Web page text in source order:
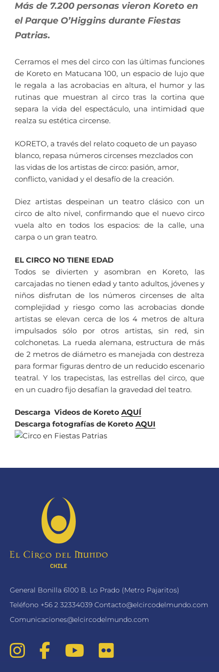
Más de 7.200 personas vieron Koreto en
el Parque O’Higgins durante Fiestas
Patrias.
Cerramos el mes del circo con las últimas funciones
de Koreto en Matucana 100, un espacio de lujo que
le regala a las acrobacias en altura, el humor y las
rutinas que muestran al circo tras la cortina que
separa la vida del espectáculo, una intimidad que
realza su estética circense.
KORETO, a través del relato coqueto de un payaso
blanco, repasa números circenses mezclados con
las vidas de los artistas de circo: pasión, amor,
conflicto, vanidad y el desafío de la creación.
Diez artistas despeinan un teatro clásico con un
circo de alto nivel, confirmando que el nuevo circo
vuela alto en todos los espacios: de la calle, una
carpa o un gran teatro.
EL CIRCO NO TIENE EDAD
Todos se divierten y asombran en Koreto, las
carcajadas no tienen edad y tanto adultos, jóvenes y
niños disfrutan de los números circenses de alta
complejidad y riesgo como las acrobacias donde
artistas se elevan cerca de los 4 metros de altura
impulsados sólo por otros artistas, sin red, sin
colchonetas. La rueda alemana, estructura de más
de 2 metros de diámetro es manejada con destreza
para formar figuras dentro de un reducido escenario
teatral. Y los trapecistas, las estrellas del circo, que
en un cuadro fijo desafían la gravedad del teatro.
Descarga Videos de Koreto AQUÍ
Descarga fotografías de Koreto AQUI
General Bonilla 6100 B. Lo Prado (Metro Pajaritos)
Teléfono +56 2 32334039 Contacto@elcircodelmundo.com
Comunicaciones@elcircodelmundo.com